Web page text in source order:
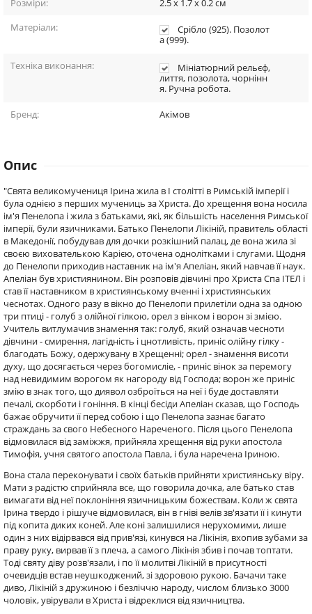
Розміри: 2.5 x 1.7 x 0.2см
Матеріали:
Срібло (925). Позолот
а (999).
Техніка виконання:
Мініатюрний рельєф,
лиття, позолота, чорнінн
я. Ручна робота.
Бренд: Акімов
Опис
"Свята великомучениця Ірина жила в I столітті в Римській імперії і
була однією з перших мучениць за Христа. До хрещення вона носила
ім'я Пенелопа і жила з батьками, які, як більшість населення Римської
імперії, були язичниками. Батько Пенелопи Лікіній, правитель області
в Македонії, побудував для дочки розкішний палац, де вона жила зі
своєю вихователькою Карією, оточена однолітками і слугами. Щодня
до Пенелопи приходив наставник на ім'я Апеліан, який навчав її наук.
Апеліан був християнином. Він розповів дівчині про Христа Спа ІТЕЛ і
став її наставником в християнському вченні і християнських
чеснотах. Одного разу в вікно до Пенелопи прилетіли одна за одною
три птиці - голуб з олійної гілкою, орел з вінком і ворон зі змією.
Учитель витлумачив знамення так: голуб, який означав чесноти
дівчини - смирення, лагідність і цнотливість, приніс олійну гілку -
благодать Божу, одержувану в Хрещенні; орел - знамення висоти
духу, що досягається через богомисліе, - приніс вінок за перемогу
над невидимим ворогом як нагороду від Господа; ворон же приніс
змію в знак того, що диявол озброїться на неї і буде доставляти
печалі, скорботи і гоніння. В кінці бесіди Апеліан сказав, що Господь
бажає обручити її перед собою і що Пенелопа зазнає багато
страждань за свого Небесного Нареченого. Після цього Пенелопа
відмовилася від заміжжя, прийняла хрещення від руки апостола
Тимофія, учня святого апостола Павла, і була наречена Іриною.
Вона стала переконувати і своїх батьків прийняти християнську віру.
Мати з радістю сприйняла все, що говорила дочка, але батько став
вимагати від неї поклоніння язичницьким божествам. Коли ж свята
Ірина твердо і рішуче відмовилася, він в гніві велів зв'язати її і кинути
під копита диких коней. Але коні залишилися нерухомими, лише
один з них відірвався від прив'язі, кинувся на Лікінія, вхопив зубами за
праву руку, вирвав її з плеча, а самого Лікінія збив і почав топтати.
Тоді святу діву розв'язали, і по її молитві Лікіній в присутності
очевидців встав неушкоджений, зі здоровою рукою. Бачачи таке
диво, Лікіній з дружиною і безліччю народу, числом близько 3000
чоловік, увірували в Христа і відреклися від язичництва.